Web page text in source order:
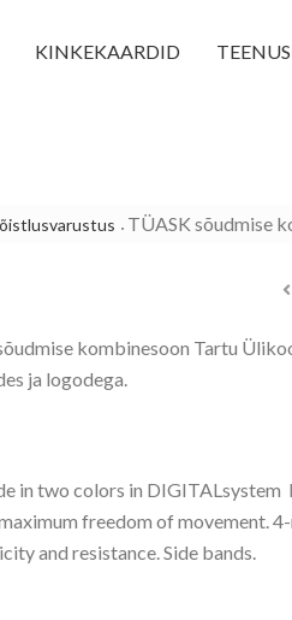
KINKEKAARDID
TÜASK sõudmise
kombinesoon Tartu
ja logodega.
in two colors in DIGITALsystem
freedom of movement.
and resistance. Side bands.